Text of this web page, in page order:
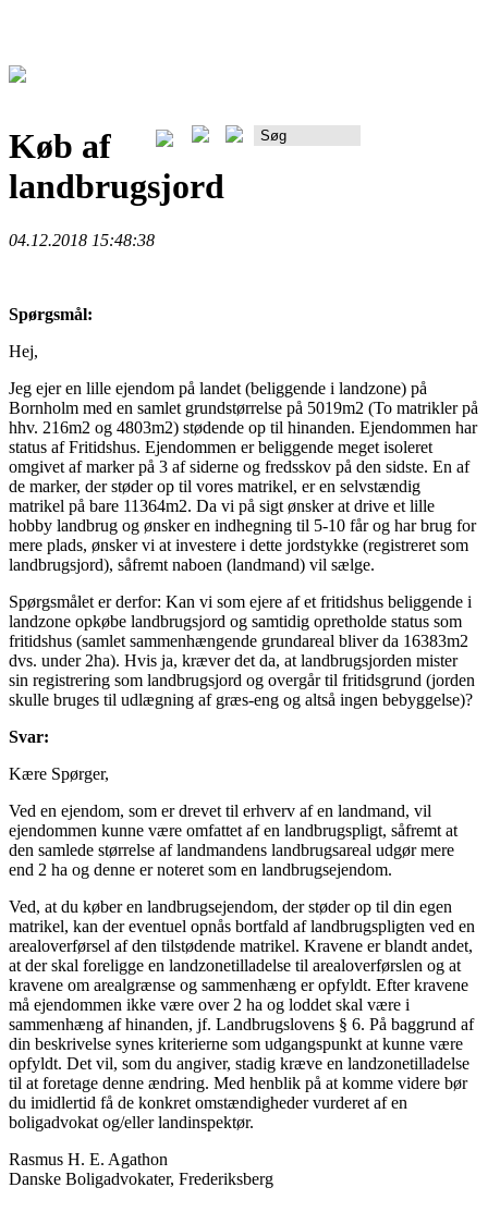
Køb af
landbrugsjord
04.12.2018 15:48:38
Spørgsmål:
Hej,
Jeg ejer en lille ejendom på landet (beliggende i landzone) på
Bornholm med en samlet grundstørrelse på 5019m2 (To matrikler på
hhv. 216m2 og 4803m2) stødende op til hinanden. Ejendommen har
status af Fritidshus. Ejendommen er beliggende meget isoleret
omgivet af marker på 3 af siderne og fredsskov på den sidste. En af
de marker, der støder op til vores matrikel, er en selvstændig
matrikel på bare 11364m2. Da vi på sigt ønsker at drive et lille
hobby landbrug og ønsker en indhegning til 5-10 får og har brug for
mere plads, ønsker vi at investere i dette jordstykke (registreret som
landbrugsjord), såfremt naboen (landmand) vil sælge.
Spørgsmålet er derfor: Kan vi som ejere af et fritidshus beliggende i
landzone opkøbe landbrugsjord og samtidig opretholde status som
fritidshus (samlet sammenhængende grundareal bliver da 16383m2
dvs. under 2ha). Hvis ja, kræver det da, at landbrugsjorden mister
sin registrering som landbrugsjord og overgår til fritidsgrund (jorden
skulle bruges til udlægning af græs-eng og altså ingen bebyggelse)?
Svar:
Kære Spørger,
Ved en ejendom, som er drevet til erhverv af en landmand, vil
ejendommen kunne være omfattet af en landbrugspligt, såfremt at
den samlede størrelse af landmandens landbrugsareal udgør mere
end 2 ha og denne er noteret som en landbrugsejendom.
Ved, at du køber en landbrugsejendom, der støder op til din egen
matrikel, kan der eventuel opnås bortfald af landbrugspligten ved en
arealoverførsel af den tilstødende matrikel. Kravene er blandt andet,
at der skal foreligge en landzonetilladelse til arealoverførslen og at
kravene om arealgrænse og sammenhæng er opfyldt. Efter kravene
må ejendommen ikke være over 2 ha og loddet skal være i
sammenhæng af hinanden, jf. Landbrugslovens § 6. På baggrund af
din beskrivelse synes kriterierne som udgangspunkt at kunne være
opfyldt. Det vil, som du angiver, stadig kræve en landzonetilladelse
til at foretage denne ændring. Med henblik på at komme videre bør
du imidlertid få de konkret omstændigheder vurderet af en
boligadvokat og/eller landinspektør.
Rasmus H. E. Agathon
Danske Boligadvokater, Frederiksberg